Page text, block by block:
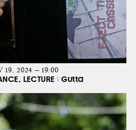
19, 2024 — 19:00
LECTURE | Gutta